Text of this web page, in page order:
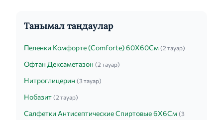
Танымал таңдаулар
Пеленки Комфорте (Comforte) 60Х60См (2 тауар)
Офтан Дексаметазон (2 тауар)
Нитроглицерин (3 тауар)
Нобазит (2 тауар)
Салфетки Антисептические Спиртовые 6Х6См (3